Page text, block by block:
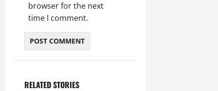
browser for the next
time I comment.
RELATED STORIES